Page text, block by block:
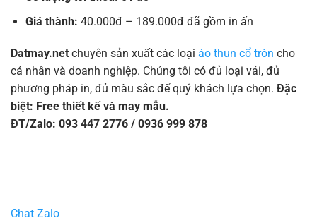
Giá thành: 40.000đ – 189.000đ đã gồm in ấn
Datmay.net chuyên sản xuất các loại áo thun cổ tròn cho
cá nhân và doanh nghiệp. Chúng tôi có đủ loại vải, đủ
phương pháp in, đủ màu sắc để quý khách lựa chọn. Đặc
biệt: Free thiết kế và may mẫu.
ĐT/Zalo: 093 447 2776 / 0936 999 878
Chat Zalo